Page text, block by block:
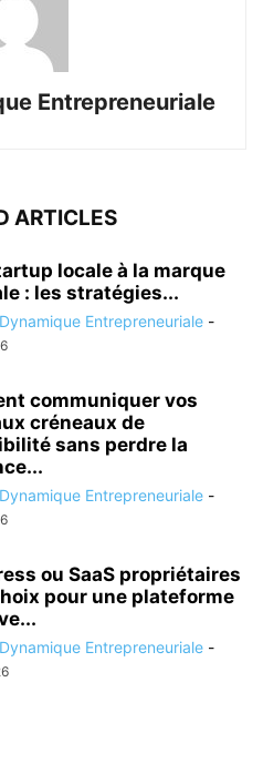
Entrepreneuriale
ARTICLES
locale à la marque
: les stratégies...
Entrepreneuriale -
communiquer vos
créneaux de
sans perdre la
Entrepreneuriale -
ou SaaS propriétaires
pour une plateforme
Entrepreneuriale -